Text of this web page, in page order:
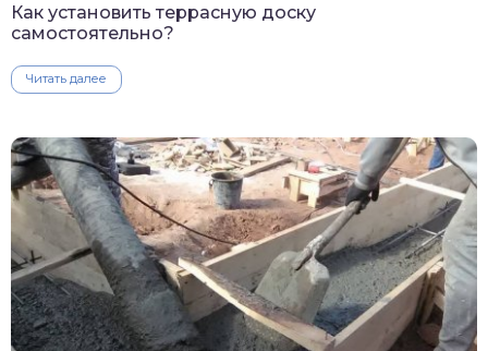
Как установить террасную доску
самостоятельно?
Читать далее